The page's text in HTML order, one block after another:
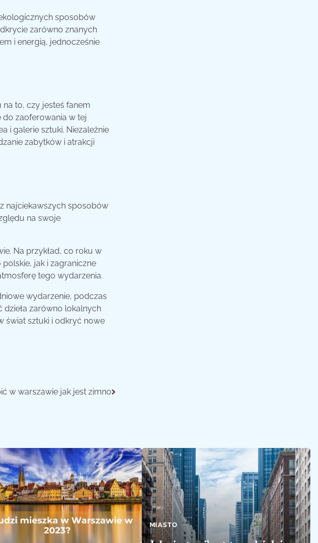
sposobów
zarówno znanych
i energią, jednocześnie
to, czy jesteś fanem
do zaoferowania w tej
i galerie sztuki. Niezależnie
zabytków i atrakcji
najciekawszych sposobów
na swoje
Na przykład, co roku w
jak i zagraniczne
tego wydarzenia.
wydarzenie, podczas
zarówno lokalnych
świat sztuki i odkryć nowe
w warszawie jak jest zimno
MIASTO